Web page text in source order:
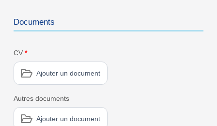
Documents
CV *
Ajouter un document
Autres documents
Ajouter un document